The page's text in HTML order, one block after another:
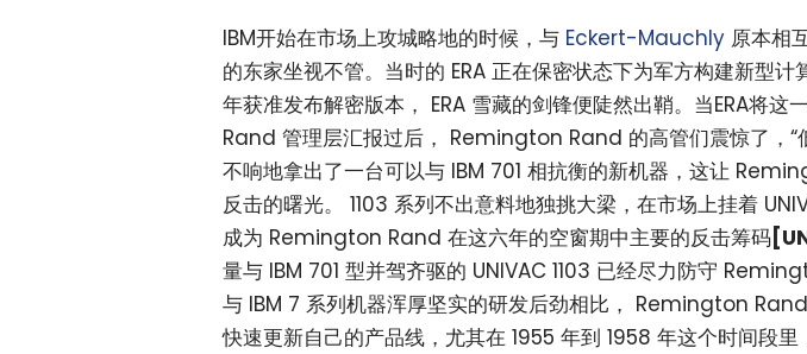
IBM开始在市场上攻城略地的时候，与 Eckert-Mauchly 原本相
的东家坐视不管。当时的 ERA 正在保密状态下为军方构建新型计
年获准发布解密版本， ERA 雪藏的剑锋便陡然出鞘。当ERA将
Rand 管理层汇报过后， Remington Rand 的高管们震惊了，“
不响地拿出了一台可以与 IBM 701 相抗衡的新机器，这让
反击的曙光。 1103 系列不出意料地独挑大梁，在市场上挂着
成为 Remington Rand 在这六年的空窗期中主要的反击筹码
量与 IBM 701 型并驾齐驱的 UNIVAC 1103 已经尽力防守
与 IBM 7 系列机器浑厚坚实的研发后劲相比， Remington
快速更新自己的产品线，尤其在 1955 年到 1958 年这个时间段